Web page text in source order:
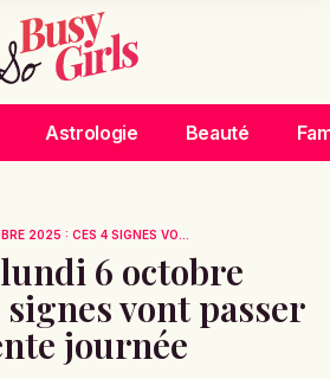
Astrologie Beauté
2025 : CES 4 SIGNES VO...
6 octobre
signes vont passer
journée